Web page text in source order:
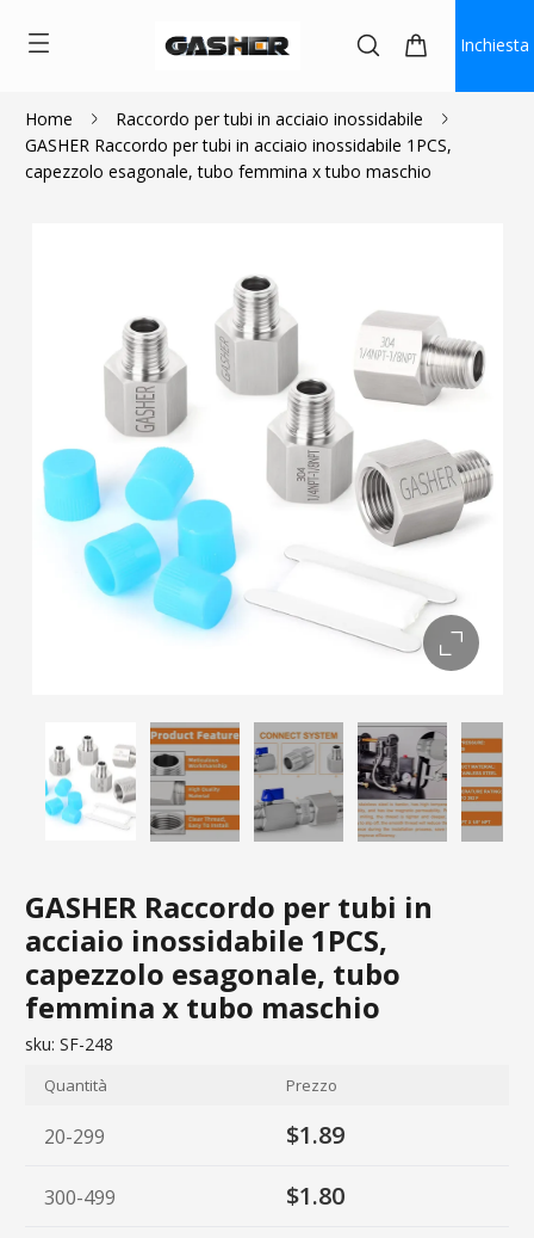
Inchiesta
Home
Raccordo per tubi in acciaio inossidabile
GASHER Raccordo per tubi in acciaio inossidabile 1PCS,
capezzolo esagonale, tubo femmina x tubo maschio
GASHER Raccordo per tubi in
acciaio inossidabile 1PCS,
capezzolo esagonale, tubo
femmina x tubo maschio
$1.89
sku: SF-248
Quantità Prezzo
20-299 $1.89
300-499 $1.80